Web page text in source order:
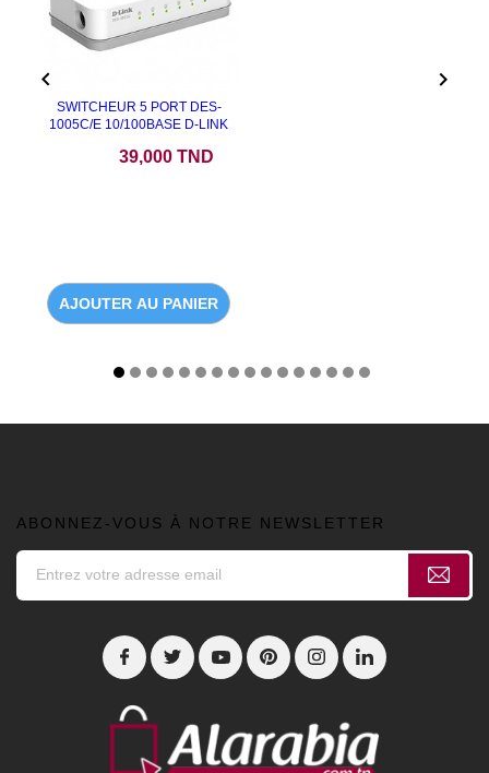
SWITCHEUR 5 PORT DES-
1005C/E 10/100BASE D-LINK
39,000 TND
AJOUTER AU PANIER
 
ABONNEZ-VOUS À NOTRE NEWSLETTER